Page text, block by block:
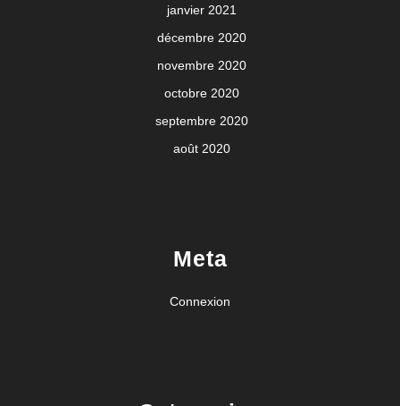
janvier 2021
décembre 2020
novembre 2020
octobre 2020
septembre 2020
août 2020
Meta
Connexion